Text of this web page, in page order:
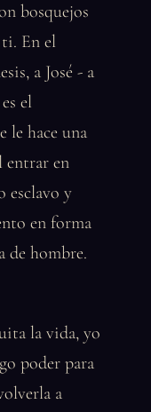
bosquejos
ti. En el
a José - a
el
le hace una
entrar en
esclavo y
en forma
de hombre.
la vida, yo
poder para
a